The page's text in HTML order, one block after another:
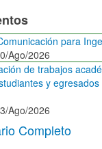
para
Ago/2026
de trabajos
y
Ago/2026
Completo